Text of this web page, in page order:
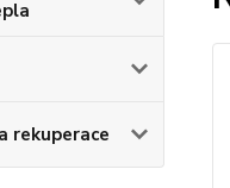
rekuperace